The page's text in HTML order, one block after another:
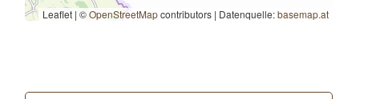
Leaflet | ©OpenStreetMapcontributors | Datenquelle:basemap.at